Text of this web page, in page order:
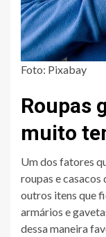
Foto: Pixabay
Roupas
muito
Um dos fatores
roupas e
outros itens que
armários e
dessa maneira